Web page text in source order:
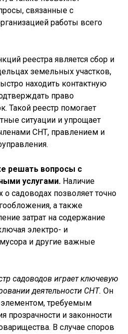
связанные с
работы всего
реестра является сбор и
земельных участков,
находить контактную
право
Такой реестр помогает
ситуации и упрощает
СНТ, правлением и
решать вопросы с
услугами. Наличие
садоводах позволяет точно
а также
затрат на содержание
электро- и
и другие важные
садоводов играет ключевую
деятельности СНТ. Он
элементом, требуемым
прозрачности и законности
В случае споров